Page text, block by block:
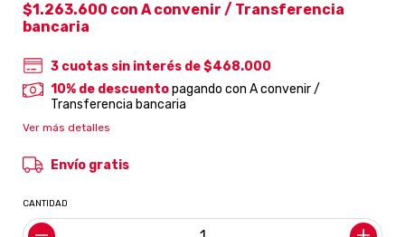
$1.263.600 con A convenir / Transferencia
bancaria
3 cuotas sin interés de$468.000
10% de descuentopagando con A convenir /
Transferencia bancaria
Ver más detalles
Envío gratis
CANTIDAD